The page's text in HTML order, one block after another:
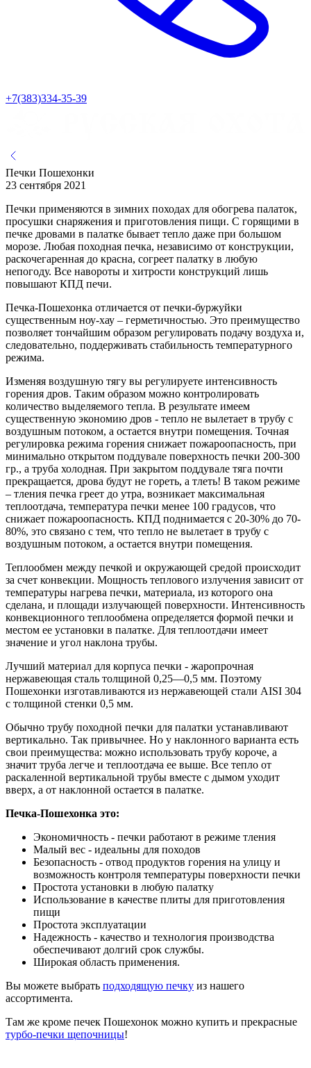
+7(383)334-35-39
Печки Пошехонки
23 сентября 2021
Печки применяются в зимних походах для обогрева палаток,
просушки снаряжения и приготовления пищи. С горящими в
печке дровами в палатке бывает тепло даже при большом
морозе. Любая походная печка, независимо от конструкции,
раскочегаренная до красна, согреет палатку в любую
непогоду. Все навороты и хитрости конструкций лишь
повышают КПД печи.
Печка-Пошехонка отличается от печки-буржуйки
существенным ноу-хау – герметичностью. Это преимущество
позволяет тончайшим образом регулировать подачу воздуха и,
следовательно, поддерживать стабильность температурного
режима.
Изменяя воздушную тягу вы регулируете интенсивность
горения дров. Таким образом можно контролировать
количество выделяемого тепла. В результате имеем
существенную экономию дров - тепло не вылетает в трубу с
воздушным потоком, а остается внутри помещения. Точная
регулировка режима горения снижает пожароопасность, при
минимально открытом поддувале поверхность печки 200-300
гр., а труба холодная. При закрытом поддувале тяга почти
прекращается, дрова будут не гореть, а тлеть! В таком режиме
– тления печка греет до утра, возникает максимальная
теплоотдача, температура печки менее 100 градусов, что
снижает пожароопасность. КПД поднимается с 20-30% до 70-
80%, это связано с тем, что тепло не вылетает в трубу с
воздушным потоком, а остается внутри помещения.
Теплообмен между печкой и окружающей средой происходит
за счет конвекции. Мощность теплового излучения зависит от
температуры нагрева печки, материала, из которого она
сделана, и площади излучающей поверхности. Интенсивность
конвекционного теплообмена определяется формой печки и
местом ее установки в палатке. Для теплоотдачи имеет
значение и угол наклона трубы.
Лучший материал для корпуса печки - жаропрочная
нержавеющая сталь толщиной 0,25—0,5 мм. Поэтому
Пошехонки изготавливаются из нержавеющей стали AISI 304
с толщиной стенки 0,5 мм.
Обычно трубу походной печки для палатки устанавливают
вертикально. Так привычнее. Но у наклонного варианта есть
свои преимущества: можно использовать трубу короче, а
значит труба легче и теплоотдача ее выше. Все тепло от
раскаленной вертикальной трубы вместе с дымом уходит
вверх, а от наклонной остается в палатке.
Печка-Пошехонка это:
Экономичность - печки работают в режиме тления
Малый вес - идеальны для походов
Безопасность - отвод продуктов горения на улицу и
возможность контроля температуры поверхности печки
Простота установки в любую палатку
Использование в качестве плиты для приготовления
пищи
Простота эксплуатации
Надежность - качество и технология производства
обеспечивают долгий срок службы.
Широкая область применения.
Вы можете выбрать подходящую печку из нашего
ассортимента.
Там же кроме печек Пошехонок можно купить и прекрасные
турбо-печки щепочницы!